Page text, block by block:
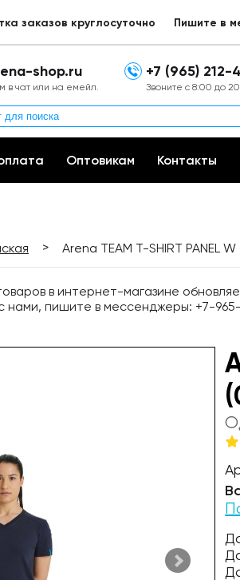
заказов круглосуточно Пишите в
shop.ru
в чат или на емейл.
+7 (965) 212-
Звоните с 8:00 до
Оптовикам Контакты
> Arena TEAM T-SHIRT PANEL
в интернет-магазине
нами, пишите в мессенджеры: +7-